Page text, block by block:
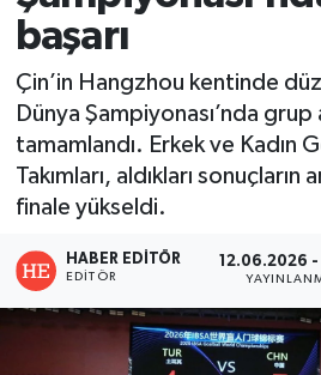
başarı
Çin’in Hangzhou kentinde
Dünya Şampiyonası’nda grup
tamamlandı. Erkek ve Kadın
Takımları, aldıkları sonuçların
finale yükseldi.
HABER EDITÖR
EDITÖR
12.06.2026 -